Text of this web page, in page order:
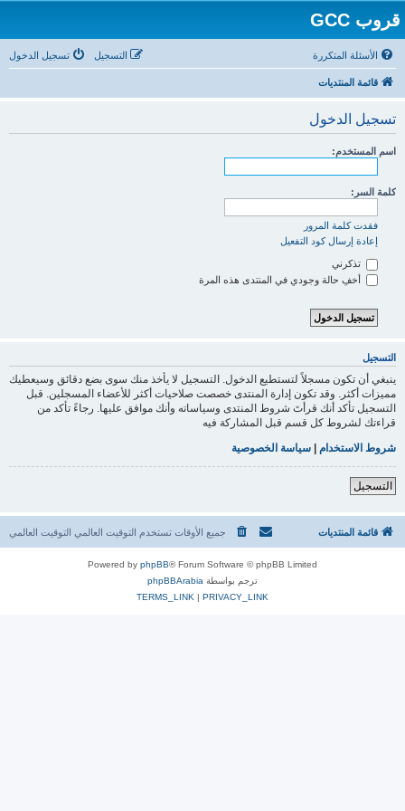
قروب GCC
الأسئلة المتكررة تسجيل الدخول التسجيل
قائمة المنتديات
تسجيل الدخول
اسم المستخدم:
كلمة السر:
فقدت كلمة المرور
إعادة إرسال كود التفعيل
تذكرني
أخفِ حالة وجودي في المنتدى هذه المرة
التسجيل
ينبغي أن تكون مسجلاً لتستطيع الدخول. التسجيل لا يأخذ منك سوى بضع دقائق وسيعطيك
مميزات أكثر. وقد تكون إدارة المنتدى خصصت صلاحيات أكثر للأعضاء المسجلين. قبل
التسجيل تأكد أنك قرأتَ شروط المنتدى وسياساته وأنك موافق عليها. رجاءً تأكد من
قراءتك لشروط كل قسم قبل المشاركة فيه
شروط الاستخدام | سياسة الخصوصية
التسجيل
قائمة المنتديات جميع الأوقات تستخدم التوقيت العالمي التوقيت العالمي
Powered by phpBB® Forum Software © phpBB Limited
ترجم بواسطة phpBBArabia
PRIVACY_LINK
|
TERMS_LINK